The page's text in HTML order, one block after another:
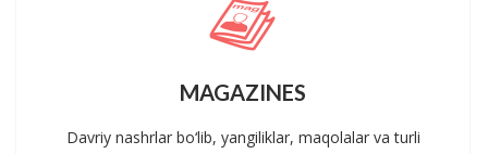
MAGAZINES
Davriy nashrlar bo‘lib, yangiliklar, maqolalar va turli